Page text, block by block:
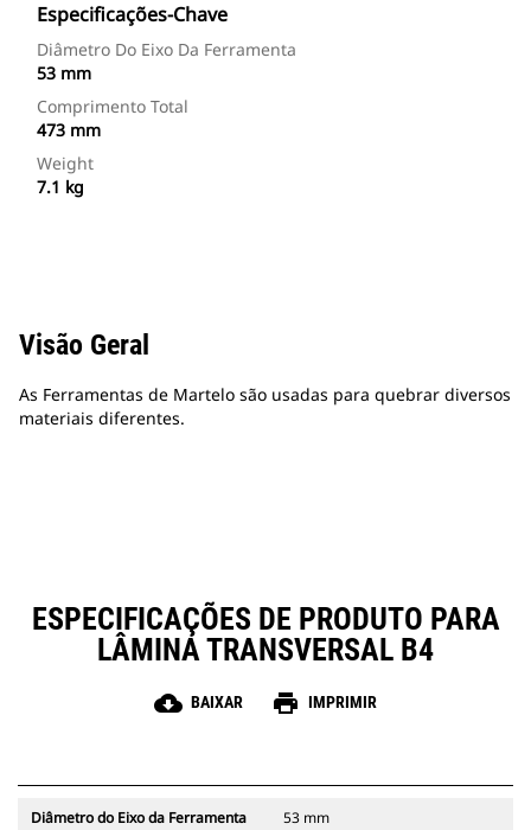
Especificações-Chave
Diâmetro Do Eixo Da Ferramenta
53 mm
Comprimento Total
473 mm
Weight
7.1 kg
Visão Geral
As Ferramentas de Martelo são usadas para quebrar diversos
materiais diferentes.
ESPECIFICAÇÕES DE PRODUTO PARA
LÂMINA TRANSVERSAL B4
cloud_download BAIXAR print IMPRIMIR
Diâmetro do Eixo da Ferramenta 53 mm